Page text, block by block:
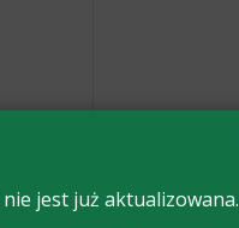
jest już aktualizowana.